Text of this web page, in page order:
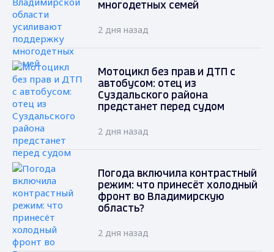
многодетных семей
2 дня назад
Мотоцикл без прав и ДТП с
автобусом: отец из
Суздальского района
предстанет перед судом
2 дня назад
Погода включила контрастный
режим: что принесёт холодный
фронт во Владимирскую
область?
2 дня назад